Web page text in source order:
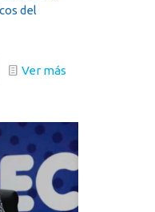
del
Ver más